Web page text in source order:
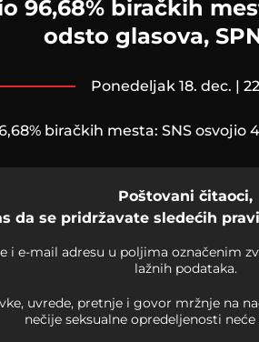
96,68% biračkih
odsto glasova,
ponedeljak 18. dec. |
biračkih mesta: SNS osvojio
Poštovani čitaoci,
da se pridržavate sledećih
i e-mail adresu u poljima označenim
lažnih podataka.
uvrede, pretnje i govor mržnje na
nečije seksualne opredeljenosti